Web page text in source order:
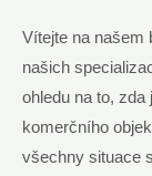
Vítejte na našem
našich
ohledu na to, zda
komerčního
všechny situace